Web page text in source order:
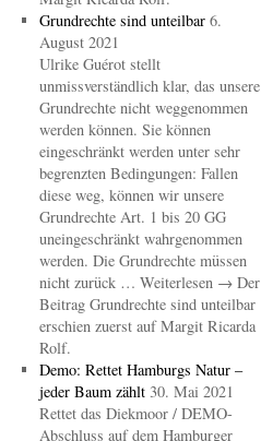
Grundrechte sind unteilbar 6.
August 2021
Ulrike Guérot stellt
unmissverständlich klar, das unsere
Grundrechte nicht weggenommen
werden können. Sie können
eingeschränkt werden unter sehr
begrenzten Bedingungen: Fallen
diese weg, können wir unsere
Grundrechte Art. 1 bis 20 GG
uneingeschränkt wahrgenommen
werden. Die Grundrechte müssen
nicht zurück … Weiterlesen → Der
Beitrag Grundrechte sind unteilbar
erschien zuerst auf Margit Ricarda
Rolf.
Demo: Rettet Hamburgs Natur –
jeder Baum zählt 30. Mai 2021
Rettet das Diekmoor / DEMO-
Abschluss auf dem Hamburger